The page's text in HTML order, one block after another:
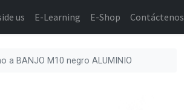
us E-Learning E-Shop Contáctenos
a BANJO M10 negro ALUMINIO